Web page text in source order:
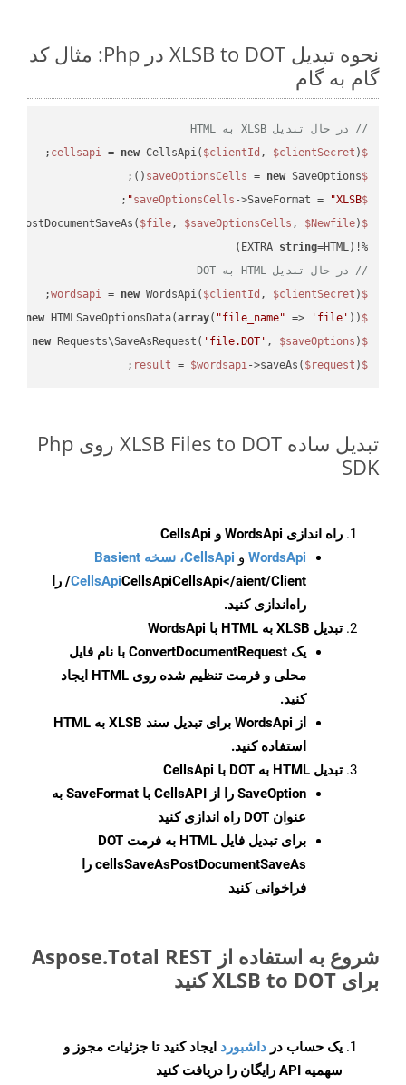
نحوه تبدیل XLSB to DOT در Php: مثال کد
گام به گام
// در حال تبدیل XLSB به HTML
$cellsapi
= new CellsApi( $clientId , $clientSecret );
$saveOptionsCells
= new SaveOptions();
$saveOptionsCells
->SaveFormat = "XLSB"
;
$cellsApiResult
$file, $saveOptionsCells , $Newfile
%!(EXTRA
string=HTML)
// در حال تبدیل HTML به DOT
$wordsapi
= new WordsApi( $clientId , $clientSecret );
$saveOptions
new HTMLSaveOptionsData(array( "file_name" => 'file' ));
$request
new Requests\SaveAsRequest( 'file.DOT' , $saveOptions );
$result
= $wordsapi->saveAs( $request );
تبدیل ساده XLSB Files to DOT روی Php
SDK
راه اندازی WordsApi و CellsApi
WordsApi و CellsApi، نسخه Basient
CellsApiCellsApi
CellsApi</aient/Client/ را
راه‌اندازی کنید.
تبدیل XLSB به HTML با WordsApi
یک ConvertDocumentRequest با نام فایل
محلی و فرمت تنظیم شده روی HTML ایجاد
کنید.
از WordsApi برای تبدیل سند XLSB به HTML
استفاده کنید.
تبدیل HTML به DOT با CellsApi
SaveOption
را از CellsAPI با SaveFormat به
عنوان DOT راه اندازی کنید
برای تبدیل فایل HTML به فرمت
DOT
cellsSaveAsPostDocumentSaveAs را
فراخوانی کنید
شروع به استفاده از Aspose.Total REST
برای XLSB to DOT کنید
یک حساب در داشبورد ایجاد کنید تا جزئیات مجوز و
سهمیه API رایگان را دریافت کنید